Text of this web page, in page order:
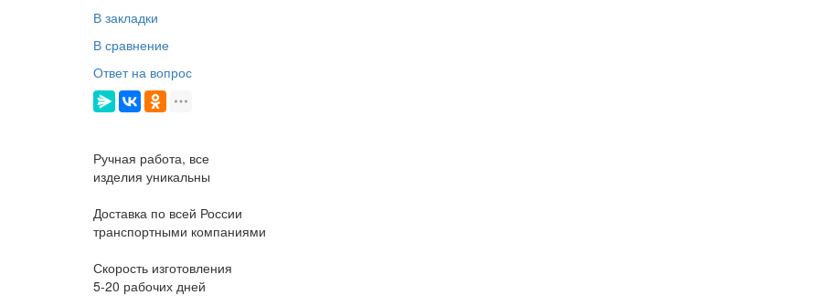
В закладки
В сравнение
Ответ на вопрос
Ручная работа, все
изделия уникальны
Доставка по всей России
транспортными компаниями
Скорость изготовления
5-20 рабочих дней